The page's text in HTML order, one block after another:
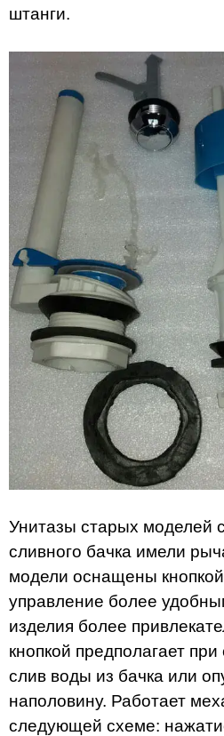
штанги.
Унитазы старых моделей
сливного бачка имели
модели оснащены
управление более
изделия более
кнопкой предполагает
слив воды из бачка или
наполовину. Работает
следующей схеме: